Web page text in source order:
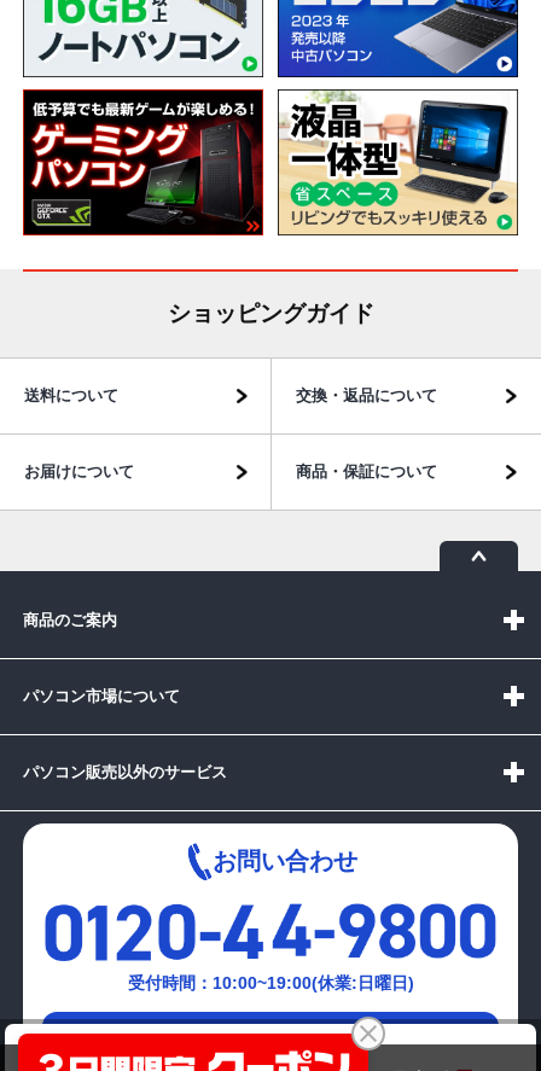
Apple MacBook Pro Late 2013 A1502
ショッピングガイド
送料について 交換・返品について
お届けについて 商品・保証について
商品のご案内
パソコン市場について
パソコン販売以外のサービス
お問い合わせ
受付時間：10:00~19:00(休業:日曜日)
メールでの
お問い合わせはこちら